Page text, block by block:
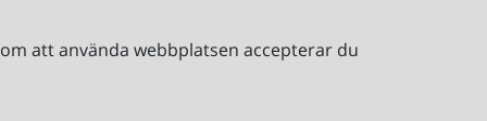
att använda webbplatsen accepterar du